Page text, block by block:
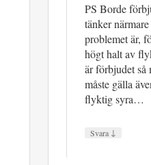
PS Borde
tänker
problemet är,
högt halt av
är förbjudet så
måste gälla
flyktig syra…
Svara ↓